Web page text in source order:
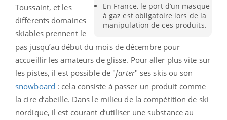
En France, le port d’un masque
à gaz est obligatoire lors de la
manipulation de ces produits.
Toussaint, et les
différents domaines
skiables prennent le
pas jusqu’au début du mois de décembre pour
accueillir les amateurs de glisse. Pour aller plus vite sur
les pistes, il est possible de "farter" ses skis ou son
snowboard : cela consiste à passer un produit comme
la cire d’abeille. Dans le milieu de la compétition de ski
nordique, il est courant d’utiliser une substance au